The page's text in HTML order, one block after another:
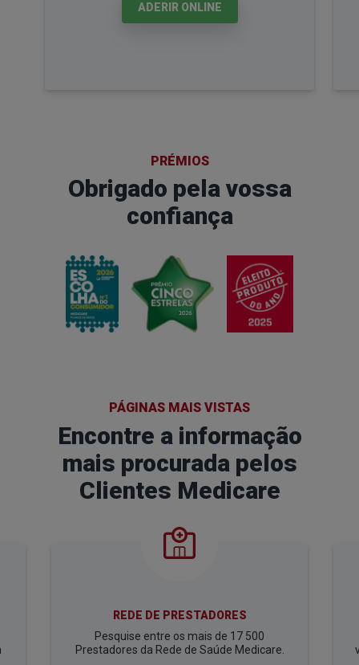
ADERIR ONLINE
PRÉMIOS
Obrigado pela vossa
confiança
PÁGINAS MAIS VISTAS
Encontre a informação
mais procurada pelos
Clientes Medicare
REDE DE PRESTADORES
Pesquise entre os mais de 17 500
Prestadores da Rede de Saúde Medicare.